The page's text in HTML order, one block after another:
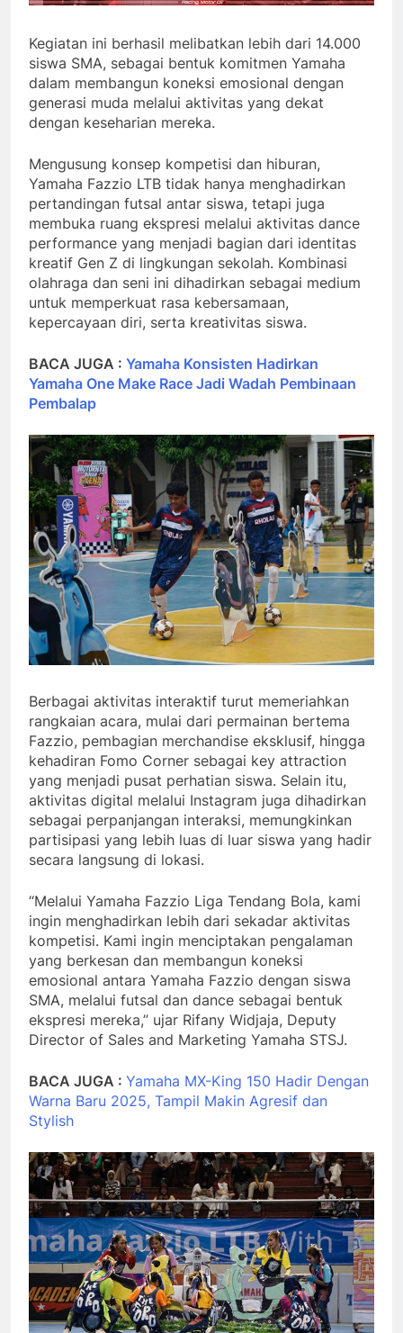
Kegiatan ini berhasil melibatkan lebih dari 14.000
siswa SMA, sebagai bentuk komitmen Yamaha
dalam membangun koneksi emosional dengan
generasi muda melalui aktivitas yang dekat
dengan keseharian mereka.
Mengusung konsep kompetisi dan hiburan,
Yamaha Fazzio LTB tidak hanya menghadirkan
pertandingan futsal antar siswa, tetapi juga
membuka ruang ekspresi melalui aktivitas dance
performance yang menjadi bagian dari identitas
kreatif Gen Z di lingkungan sekolah. Kombinasi
olahraga dan seni ini dihadirkan sebagai medium
untuk memperkuat rasa kebersamaan,
kepercayaan diri, serta kreativitas siswa.
BACA JUGA : Yamaha Konsisten Hadirkan
Yamaha One Make Race Jadi Wadah Pembinaan
Pembalap
Berbagai aktivitas interaktif turut memeriahkan
rangkaian acara, mulai dari permainan bertema
Fazzio, pembagian merchandise eksklusif, hingga
kehadiran Fomo Corner sebagai key attraction
yang menjadi pusat perhatian siswa. Selain itu,
aktivitas digital melalui Instagram juga dihadirkan
sebagai perpanjangan interaksi, memungkinkan
partisipasi yang lebih luas di luar siswa yang hadir
secara langsung di lokasi.
“Melalui Yamaha Fazzio Liga Tendang Bola, kami
ingin menghadirkan lebih dari sekadar aktivitas
kompetisi. Kami ingin menciptakan pengalaman
yang berkesan dan membangun koneksi
emosional antara Yamaha Fazzio dengan siswa
SMA, melalui futsal dan dance sebagai bentuk
ekspresi mereka,” ujar Rifany Widjaja, Deputy
Director of Sales and Marketing Yamaha STSJ.
BACA JUGA : Yamaha MX-King 150 Hadir Dengan
Warna Baru 2025, Tampil Makin Agresif dan
Stylish